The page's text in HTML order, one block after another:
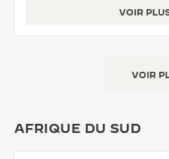
VOIR
VOIR
AFRIQUE DU SUD